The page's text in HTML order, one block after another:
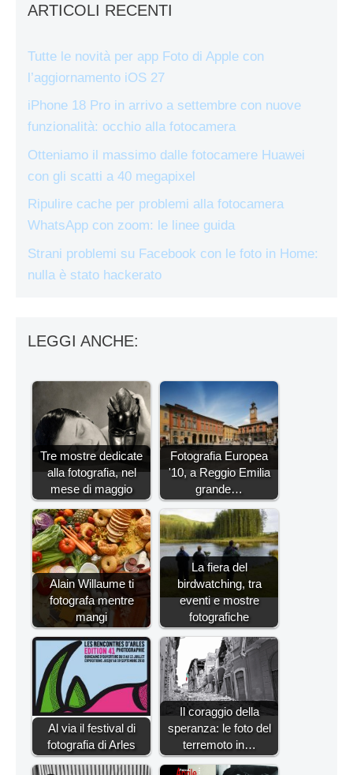
ARTICOLI RECENTI
Tutte le novità per app Foto di Apple con
l’aggiornamento iOS 27
iPhone 18 Pro in arrivo a settembre con nuove
funzionalità: occhio alla fotocamera
Otteniamo il massimo dalle fotocamere Huawei
con gli scatti a 40 megapixel
Ripulire cache per problemi alla fotocamera
WhatsApp con zoom: le linee guida
Strani problemi su Facebook con le foto in Home:
nulla è stato hackerato
LEGGI ANCHE:
Tre mostre dedicate
alla fotografia, nel
mese di maggio
Fotografia Europea
'10, a Reggio Emilia
grande…
Alain Willaume ti
fotografa mentre
mangi
La fiera del
birdwatching, tra
eventi e mostre
fotografiche
Al via il festival di
fotografia di Arles
Il coraggio della
speranza: le foto del
terremoto in…